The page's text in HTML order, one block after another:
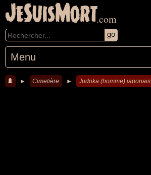
JeSuisMort.com
Menu
► Cimetière ► Judoka (homme) japonais